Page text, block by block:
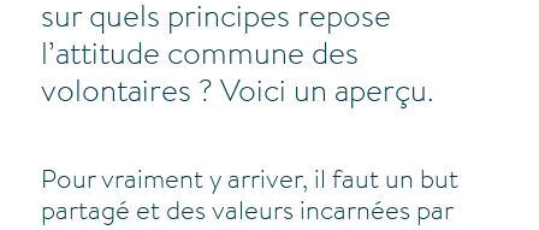
sur quels principes repose
l’attitude commune des
volontaires ? Voici un aperçu.
Pour vraiment y arriver, il faut un but
partagé et des valeurs incarnées par